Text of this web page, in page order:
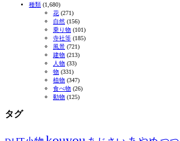
種類 (1,680)
花 (271)
自然 (156)
乗り物 (101)
寺社等 (185)
風景 (721)
建物 (213)
人物 (33)
物 (331)
植物 (347)
食べ物 (26)
動物 (125)
タグ